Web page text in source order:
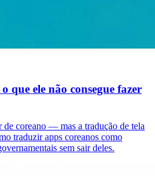
que ele não consegue fazer
de coreano — mas a tradução de tela
traduzir apps coreanos como
sem sair deles.